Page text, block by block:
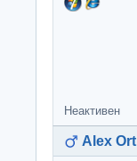
Неактивен
Alex Ort